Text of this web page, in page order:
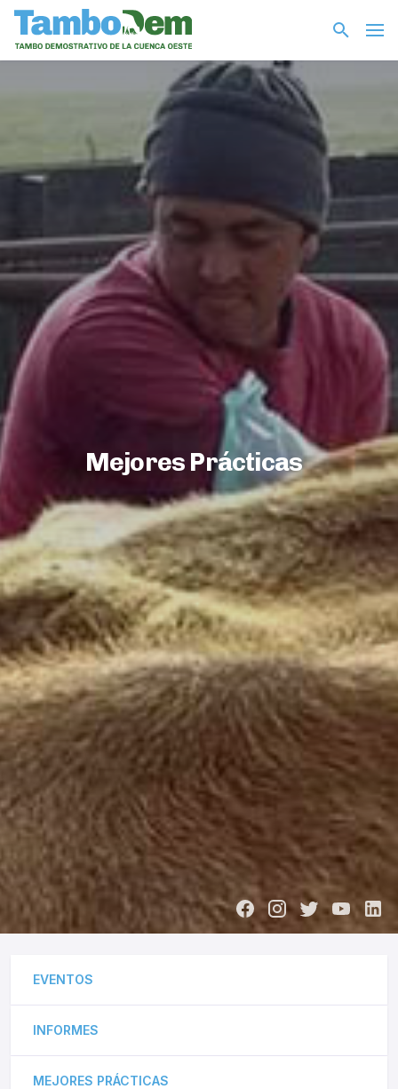
Mejores Prácticas
EVENTOS
INFORMES
MEJORES PRÁCTICAS